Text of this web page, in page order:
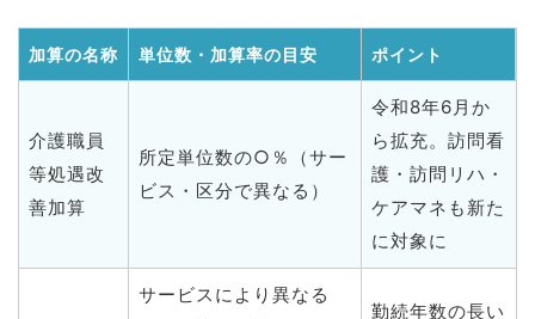
加算の名称 単位数・加算率の目安 ポイント
介護職員
等処遇改
善加算
所定単位数の○％（サー
ビス・区分で異なる）
令和8年6月か
ら拡充。訪問看
護・訪問リハ・
ケアマネも新た
に対象に
サービスにより異なる
勤続年数の長い